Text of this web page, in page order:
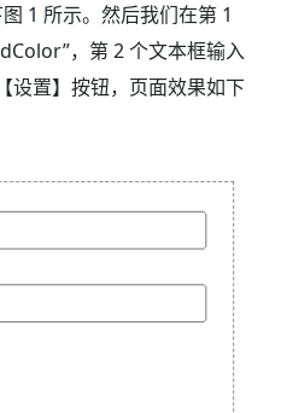
1 所示。然后我们在第 1
，第 2 个文本框输入
设置】按钮，页面效果如下